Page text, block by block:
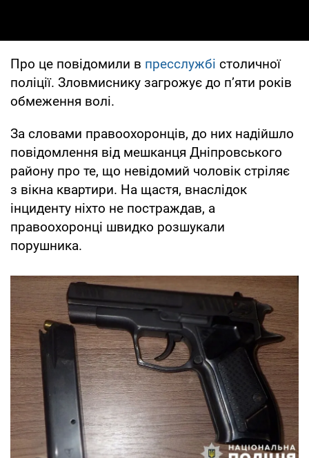
Про це повідомили в пресслужбі столичної
поліції. Зловмиснику загрожує до п’яти років
обмеження волі.
За словами правоохоронців, до них надійшло
повідомлення від мешканця Дніпровського
району про те, що невідомий чоловік стріляє
з вікна квартири. На щастя, внаслідок
інциденту ніхто не постраждав, а
правоохоронці швидко розшукали
порушника.